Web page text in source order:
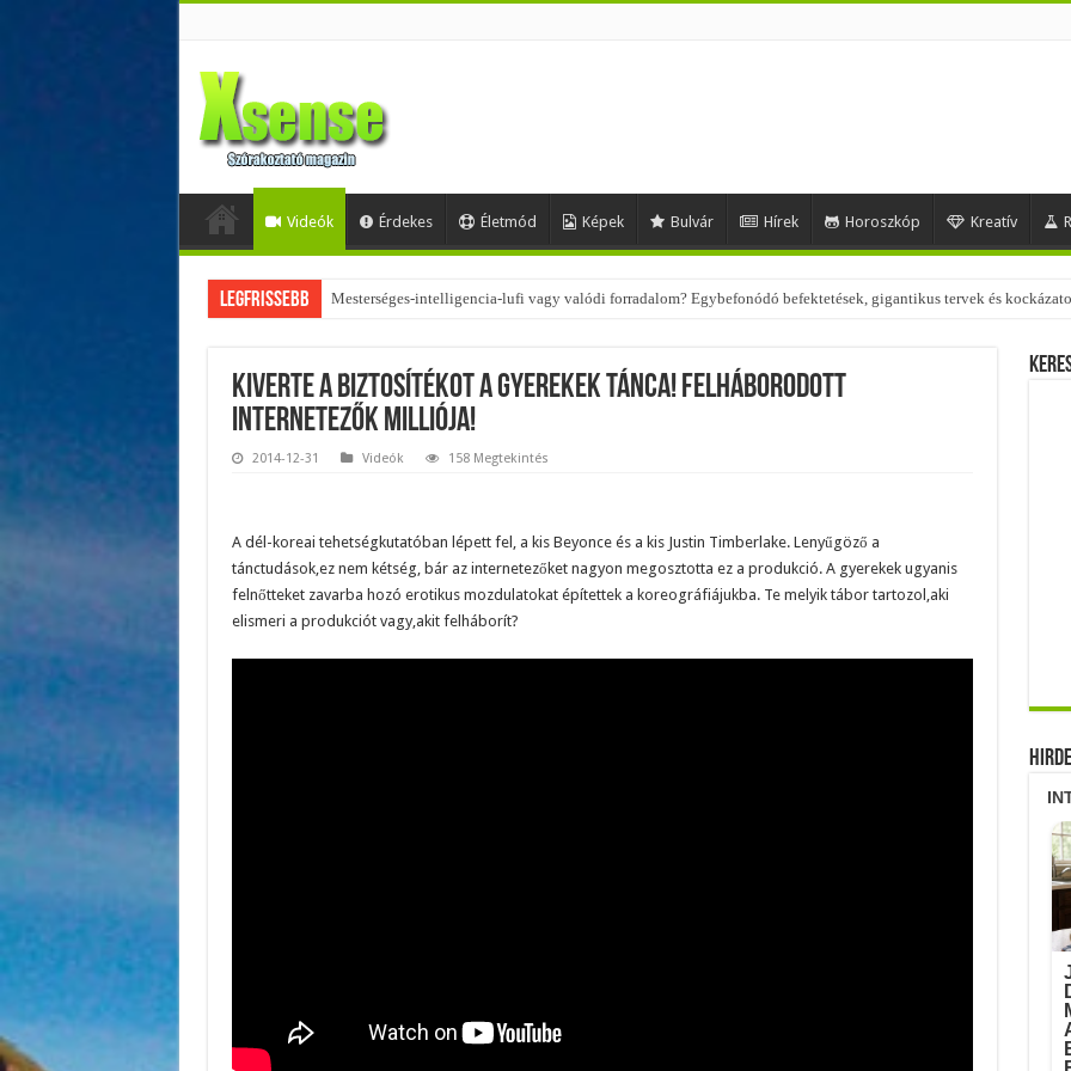
Videók Érdekes Életmód Képek Bulvár Hírek Horoszkóp Kreatív
Legfrissebb Az övtáskák továbbra is trendik – nézd meg, milyen stílusokhoz illenek!
Kiverte a biztosítékot a gyerekek tánca! Felháborodott
internetezők milliója!
2014-12-31 Videók 158 Megtekintés
A dél-koreai tehetségkutatóban lépett fel, a kis Beyonce és a kis Justin Timberlake. Lenyűgöző a
tánctudások,ez nem kétség, bár az internetezőket nagyon megosztotta ez a produkció. A gyerekek ugyanis
felnőtteket zavarba hozó erotikus mozdulatokat építettek a koreográfiájukba. Te melyik tábor tartozol,aki
elismeri a produkciót vagy,akit felháborít?